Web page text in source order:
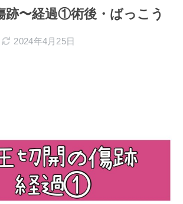
跡〜経過①術後・ばっこう
2024年4月25日